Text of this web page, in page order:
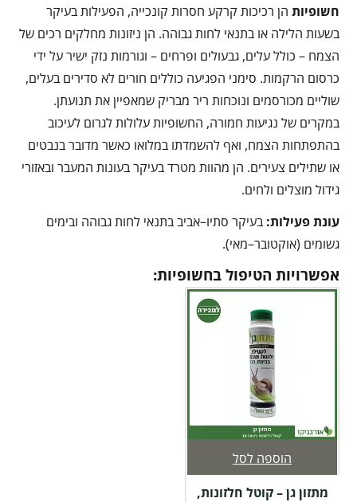
חשופיות הן רכיכות קרקע חסרות קונכייה, הפעילות בעיקר
בשעות הלילה או בתנאי לחות גבוהה. הן ניזונות מחלקים רכים של
הצמח – כולל עלים, גבעולים ופרחים – וגורמות נזק ישיר על ידי
כרסום הרקמות. סימני הפגיעה כוללים חורים לא סדירים בעלים,
שוליים מכורסמים ונוכחות ריר מבריק שמאפיין את תנועתן.
במקרים של נגיעות חמורה, החשופיות עלולות לגרום לעיכוב
בהתפתחות הצמח, ואף להשמדתו במלואו כאשר מדובר בנבטים
או שתילים צעירים. הן מהוות מטרד בעיקר בעונות המעבר ובאזורי
גידול מוצלים ולחים.
עונת פעילות: בעיקר סתיו–אביב בתנאי לחות גבוהה ובימים
גשומים (אוקטובר–מאי).
אפשרויות הטיפול בחשופיות:
מתזון גן – קוטל חלזונות,
הוספה לסל